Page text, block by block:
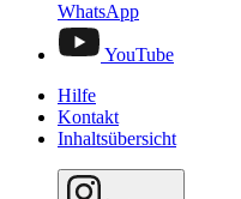
WhatsApp
YouTube
Hilfe
Kontakt
Inhaltsübersicht